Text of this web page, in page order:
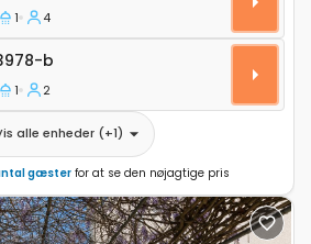
1 4
b
b
1 2
alle enheder(+1)
gæster for at se den nøjagtige pris